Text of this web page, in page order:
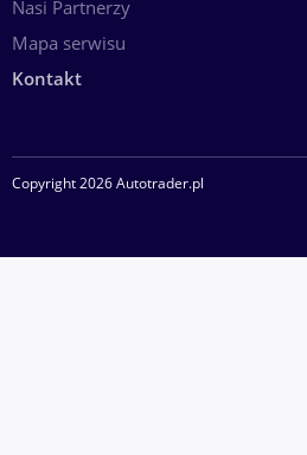
Nasi Partnerzy
Mapa serwisu
Kontakt
Copyright 2026 Autotrader.pl